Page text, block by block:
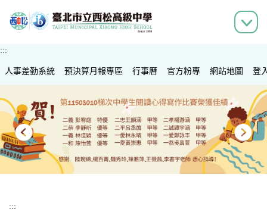
到
容
區
:::
人事差勤系統 預決算月報專區 行事曆 官方粉專 網站地圖 登
:::